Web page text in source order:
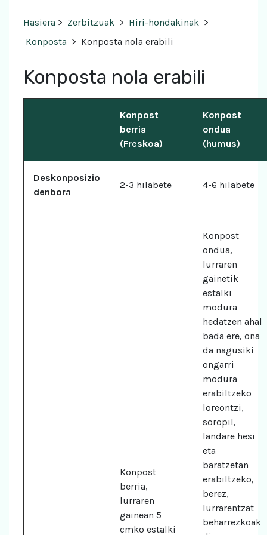
Hasiera > Zerbitzuak > Hiri-hondakinak >
Konposta > Konposta nola erabili
Konposta nola erabili
Konpost
berria
(Freskoa)
Konpost
ondua
(humus)
Deskonposizio
denbora
2-3 hilabete 4-6 hilabete
Konpost
berria,
lurraren
gainean 5
cmko estalki
Konpost
ondua,
lurraren
gainetik
estalki
modura
hedatzen ahal
bada ere, ona
da nagusiki
ongarri
modura
erabiltzeko
loreontzi,
soropil,
landare hesi
eta
baratzetan
erabiltzeko,
berez,
lurrarentzat
beharrezkoak